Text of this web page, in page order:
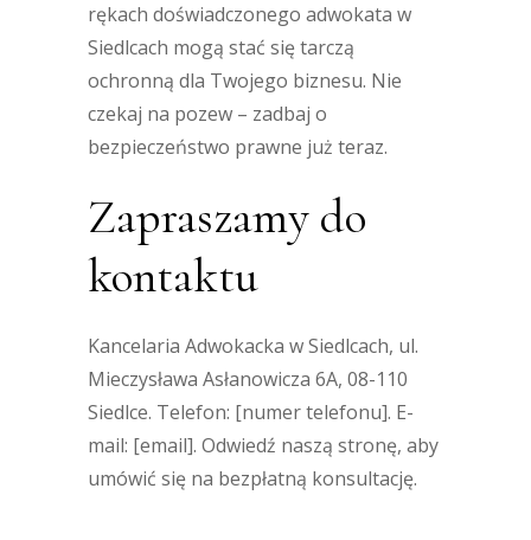
rękach doświadczonego adwokata w
Siedlcach mogą stać się tarczą
ochronną dla Twojego biznesu. Nie
czekaj na pozew – zadbaj o
bezpieczeństwo prawne już teraz.
Zapraszamy do
kontaktu
Kancelaria Adwokacka w Siedlcach, ul.
Mieczysława Asłanowicza 6A, 08-110
Siedlce. Telefon: [numer telefonu]. E-
mail: [email]. Odwiedź naszą stronę, aby
umówić się na bezpłatną konsultację.